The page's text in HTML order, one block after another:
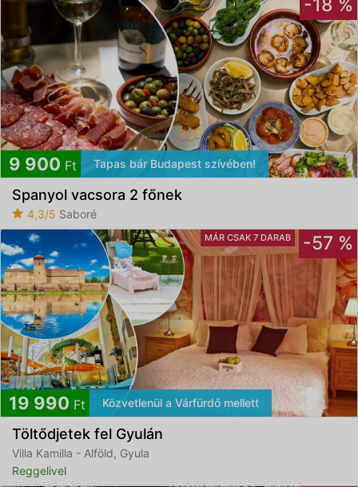
-18 %
9 900 Ft Tapas bár Budapest szívében!
Spanyol vacsora 2 főnek
4,3/5 Saboré
MÁR CSAK 7 DARAB -57 %
19 990 Ft Közvetlenül a Várfürdő mellett
Töltődjetek fel Gyulán
Villa Kamilla - Alföld, Gyula
Reggelivel